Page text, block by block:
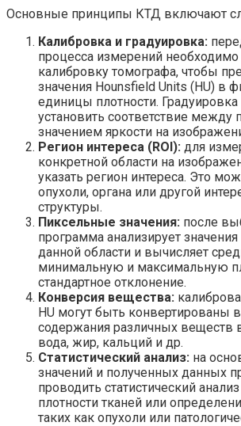
Основные принципы КТД включают
Калибровка и градуировка:
процесса измерений необходимо
калибровку томографа, чтобы
значения Hounsfield Units (HU) в
единицы плотности. Градуировка
установить соответствие между
значением яркости на
Регион интереса (ROI): для
конкретной области на
указать регион интереса. Это
опухоли, органа или другой
структуры.
Пиксельные значения: после
программа анализирует
данной области и вычисляет
минимальную и максимальную
стандартное отклонение.
Конверсия вещества:
HU могут быть конвертированы
содержания различных веществ
вода, жир, кальций и др.
Статистический анализ: на
значений и полученных данных
проводить статистический
плотности тканей или
таких как опухоли или